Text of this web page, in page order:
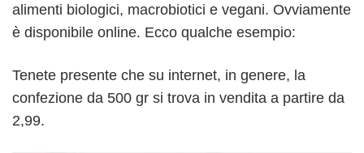
alimenti biologici, macrobiotici e vegani. Ovviamente
è disponibile online. Ecco qualche esempio:
Tenete presente che su internet, in genere, la
confezione da 500 gr si trova in vendita a partire da
2,99.